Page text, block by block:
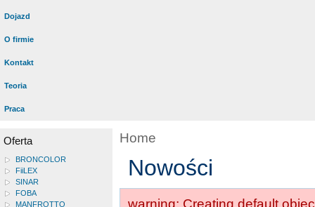
Dojazd
O firmie
Kontakt
Teoria
Praca
Oferta
BRONCOLOR
FiiLEX
SINAR
FOBA
MANFROTTO
Home
Nowości
warning: Creating default